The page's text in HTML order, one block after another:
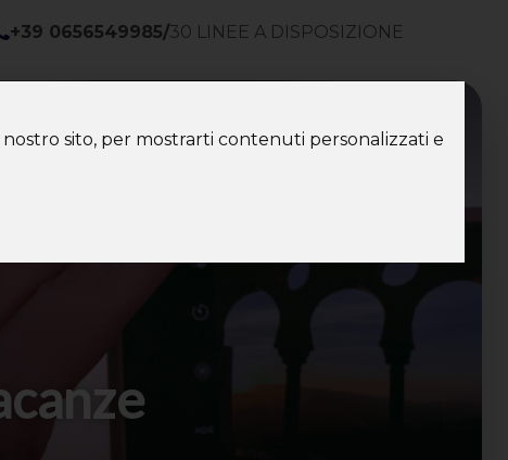
sito, per mostrarti contenuti personalizzati e
+39 0656549985/30 LINEE A DISPOSIZIONE